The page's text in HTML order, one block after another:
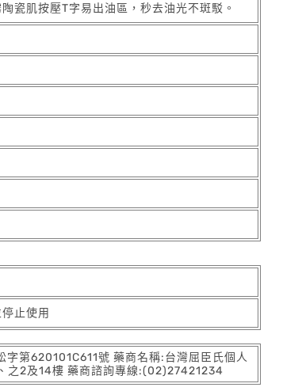
瓷肌按壓T字易出油區，秒去油光不斑駁。
止使用
第620101C611號 藥商名稱:台灣屈臣氏個人
之2及14樓 藥商諮詢專線:(02)27421234